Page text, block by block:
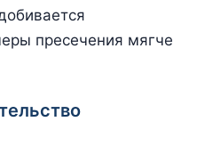
пресечения мягче